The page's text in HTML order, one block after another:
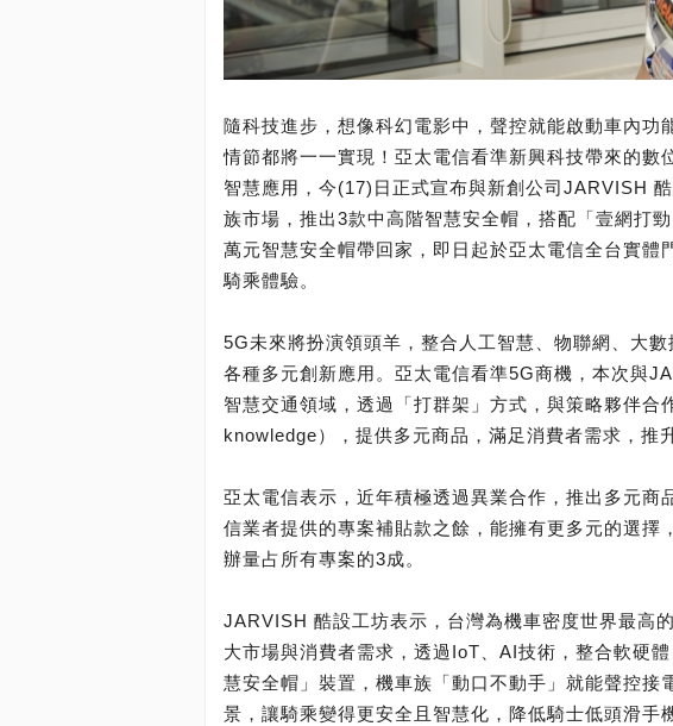
隨科技進步，想像科幻電影中，聲控就能啟動車內功
情節都將一一實現！亞太電信看準新興科技帶來的數
智慧應用，今(17)日正式宣布與新創公司JARVISH
族市場，推出3款中高階智慧安全帽，搭配「壹網打
萬元智慧安全帽帶回家，即日起於亞太電信全台實體
騎乘體驗。
5G未來將扮演領頭羊，整合人工智慧、物聯網、大
各種多元創新應用。亞太電信看準5G商機，本次與
智慧交通領域，透過「打群架」方式，與策略夥伴合
knowledge），提供多元商品，滿足消費者需求，推
亞太電信表示，近年積極透過異業合作，推出多元商
信業者提供的專案補貼款之餘，能擁有更多元的選擇
辦量占所有專案的3成。
JARVISH 酷設工坊表示，台灣為機車密度世界最高
大市場與消費者需求，透過IoT、AI技術，整合軟硬
慧安全帽」裝置，機車族「動口不動手」就能聲控接
景，讓騎乘變得更安全且智慧化，降低騎士低頭滑手